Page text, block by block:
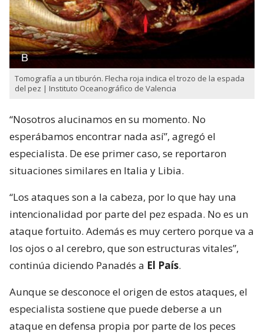
Tomografía a un tiburón. Flecha roja indica el trozo de la espada
del pez | Instituto Oceanográfico de Valencia
“Nosotros alucinamos en su momento. No
esperábamos encontrar nada así”, agregó el
especialista. De ese primer caso, se reportaron
situaciones similares en Italia y Libia.
“Los ataques son a la cabeza, por lo que hay una
intencionalidad por parte del pez espada. No es un
ataque fortuito. Además es muy certero porque va a
los ojos o al cerebro, que son estructuras vitales”,
continúa diciendo Panadés a El País.
Aunque se desconoce el origen de estos ataques, el
especialista sostiene que puede deberse a un
ataque en defensa propia por parte de los peces